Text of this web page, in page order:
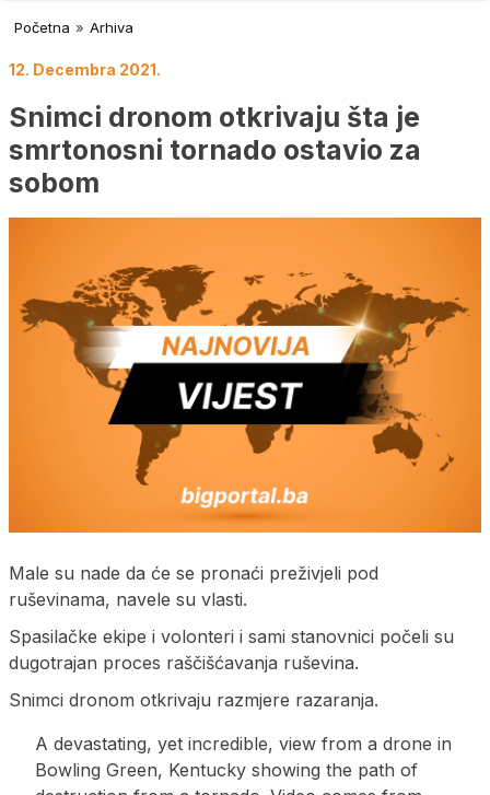
Početna » Arhiva
12. Decembra 2021.
Snimci dronom otkrivaju šta je
smrtonosni tornado ostavio za
sobom
Male su nade da će se pronaći preživjeli pod
ruševinama, navele su vlasti.
Spasilačke ekipe i volonteri i sami stanovnici počeli su
dugotrajan proces raščišćavanja ruševina.
Snimci dronom otkrivaju razmjere razaranja.
A devastating, yet incredible, view from a drone in
Bowling Green, Kentucky showing the path of